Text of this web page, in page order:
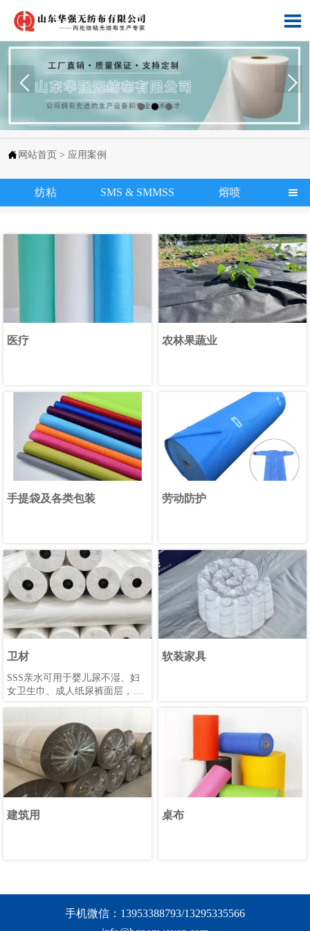

 网站首页 > 应用案例
纺粘 SMS & SMMSS 熔喷 
医疗 农林果蔬业
手提袋及各类包装 劳动防护
卫材
SSS亲水可用于婴儿尿不湿、妇
女卫生巾、成人纸尿裤面层，
软装家具
建筑用 桌布
手机微信：13953388793/13295335566